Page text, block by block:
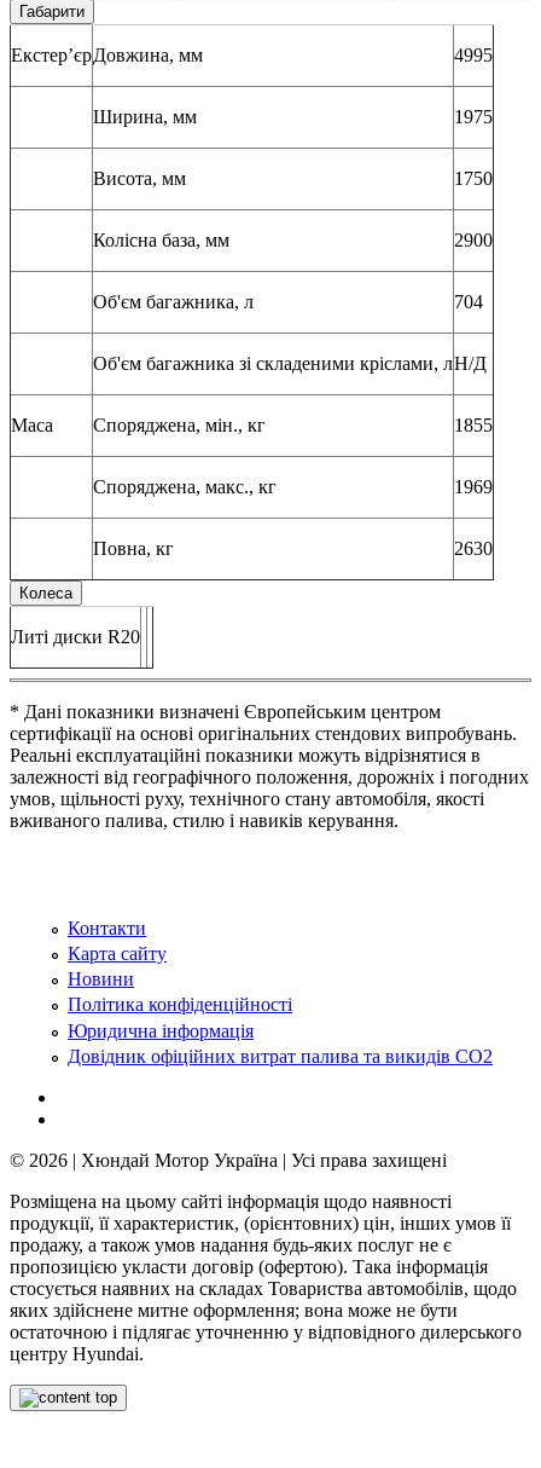
Габарити
Екстер’єрДовжина, мм 4995
Ширина, мм 1975
Висота, мм 1750
Колісна база, мм 2900
Об'єм багажника, л 704
Об'єм багажника зі складеними кріслами, лН/Д
Маса Споряджена, мін., кг 1855
Споряджена, макс., кг 1969
Повна, кг 2630
Колеса
Литі диски R20
* Дані показники визначені Європейським центром
сертифікації на основі оригінальних стендових випробувань.
Реальні експлуатаційні показники можуть відрізнятися в
залежності від географічного положення, дорожніх і погодних
умов, щільності руху, технічного стану автомобіля, якості
вживаного палива, стилю і навиків керування.
Контакти
Карта сайту
Новини
Політика конфіденційності
Юридична інформація
Довідник офіційних витрат палива та викидів СО2
© 2026 | Хюндай Мотор Україна | Усі права захищені
Розміщена на цьому сайті інформація щодо наявності
продукції, її характеристик, (орієнтовних) цін, інших умов її
продажу, а також умов надання будь-яких послуг не є
пропозицією укласти договір (офертою). Така інформація
стосується наявних на складах Товариства автомобілів, щодо
яких здійснене митне оформлення; вона може не бути
остаточною і підлягає уточненню у відповідного дилерського
центру Hyundai.